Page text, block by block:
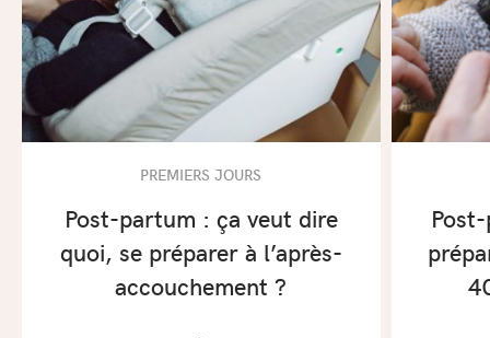
PREMIERS JOURS
Post-partum : ça veut dire
quoi, se préparer à l’après-
accouchement ?